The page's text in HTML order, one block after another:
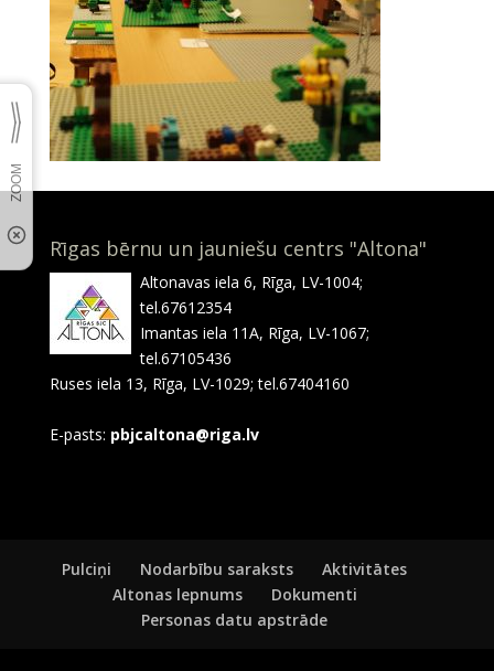
Rīgas bērnu un jauniešu centrs "Altona"
Altonavas iela 6, Rīga, LV-1004;
tel.67612354
Imantas iela 11A, Rīga, LV-1067;
tel.67105436
Ruses iela 13, Rīga, LV-1029; tel.67404160
E-pasts: pbjcaltona@riga.lv
Pulciņi Nodarbību saraksts
Aktivitātes
Altonas lepnums
Dokumenti
Personas datu apstrāde